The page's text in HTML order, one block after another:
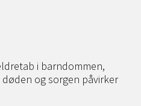
i barndommen,
og sorgen påvirker